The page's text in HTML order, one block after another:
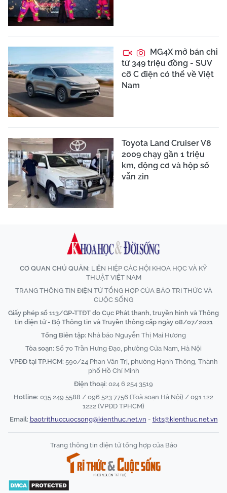
MG4X mở bán chỉ
từ 349 triệu đồng - SUV
cỡ C điện có thể về Việt
Nam
Toyota Land Cruiser V8
2009 chạy gần 1 triệu
km, động cơ và hộp số
vẫn zin
CƠ QUAN CHỦ QUẢN: LIÊN HIỆP CÁC HỘI KHOA HỌC VÀ KỸ
THUẬT VIỆT NAM
TRANG THÔNG TIN ĐIỆN TỬ TỔNG HỢP CỦA BÁO TRI THỨC VÀ
CUỘC SỐNG
Giấy phép số 113/GP-TTĐT do Cục Phát thanh, truyền hình và Thông
tin điện tử - Bộ Thông tin và Truyền thông cấp ngày 08/07/2021
Tổng Biên tập: Nhà báo Nguyễn Thị Mai Hương
Tòa soạn: Số 70 Trần Hưng Đạo, phường Cửa Nam, Hà Nội
VPĐD tại TP.HCM: 590/24 Phan Văn Trị, phường Hạnh Thông, Thành
phố Hồ Chí Minh
Điện thoại: 024 6 254 3519
Hotline: 035 249 5588 / 096 523 7756 (Toà soạn Hà Nội) / 091 122
1222 (VPĐD TPHCM)
Email: baotrithuccuocsong@kienthuc.net.vn - tkts@kienthuc.net.vn
Trang thông tin điện tử tổng hợp của Báo